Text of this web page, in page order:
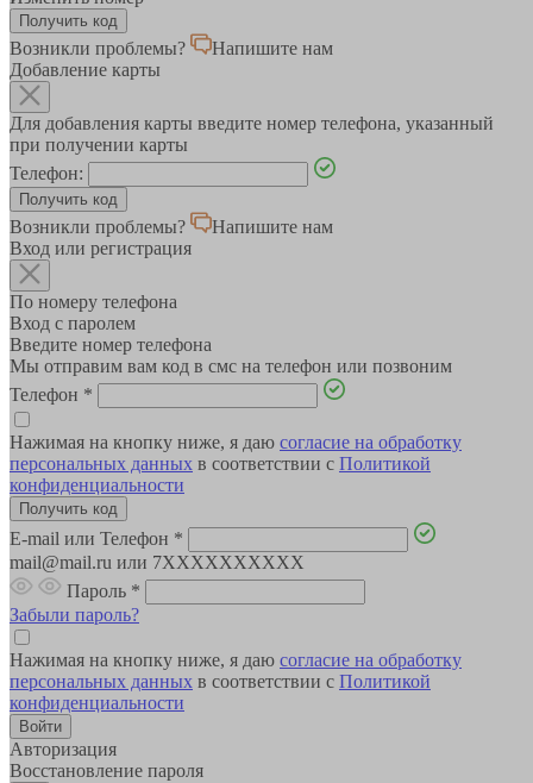
Возникли проблемы?
Напишите нам
Добавление карты
Для добавления карты введите номер телефона, указанный
при получении карты
Телефон:
Возникли проблемы?
Напишите нам
Вход или регистрация
По номеру телефона
Вход с паролем
Введите номер телефона
Мы отправим вам код в смс на телефон или позвоним
Телефон *
Нажимая на кнопку ниже, я даю согласие на обработку
персональных данных в соответствии с Политикой
конфиденциальности
E-mail или Телефон *
mail@mail.ru или 7XXXXXXXXXX
Пароль *
Забыли пароль?
Нажимая на кнопку ниже, я даю согласие на обработку
персональных данных в соответствии с Политикой
конфиденциальности
Авторизация
Восстановление пароля